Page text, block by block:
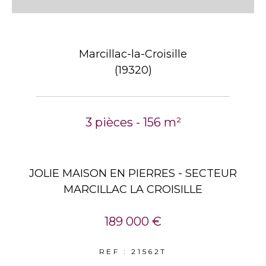
Marcillac-la-Croisille
(19320)
3 pièces - 156 m²
JOLIE MAISON EN PIERRES - SECTEUR
MARCILLAC LA CROISILLE
189 000 €
REF : 21562T